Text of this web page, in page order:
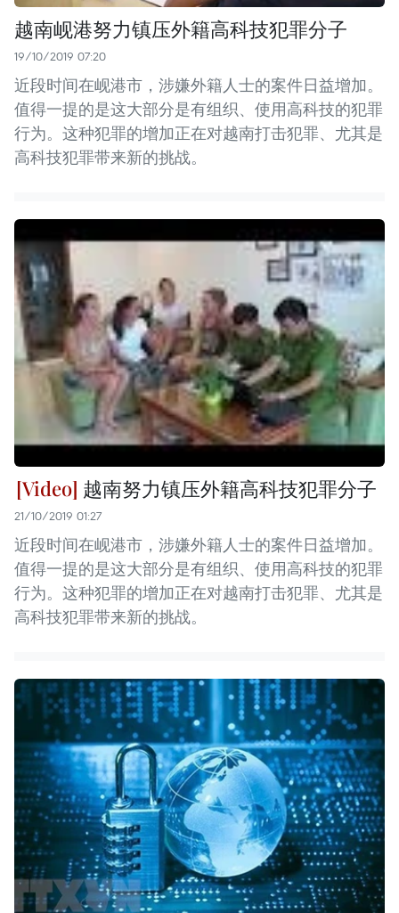
越南岘港努力镇压外籍高科技犯罪分子
19/10/2019 07:20
近段时间在岘港市，涉嫌外籍人士的案件日益增加。
值得一提的是这大部分是有组织、使用高科技的犯罪
行为。这种犯罪的增加正在对越南打击犯罪、尤其是
高科技犯罪带来新的挑战。
越南努力镇压外籍高科技犯罪分子
21/10/2019 01:27
近段时间在岘港市，涉嫌外籍人士的案件日益增加。
值得一提的是这大部分是有组织、使用高科技的犯罪
行为。这种犯罪的增加正在对越南打击犯罪、尤其是
高科技犯罪带来新的挑战。